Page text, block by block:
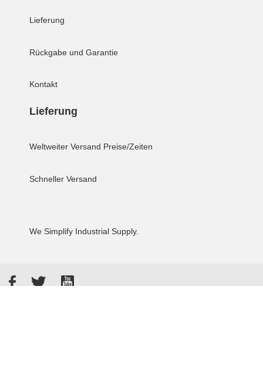
Lieferung
Rückgabe und Garantie
Kontakt
Lieferung
Weltweiter Versand Preise/Zeiten
Schneller Versand
We Simplify Industrial Supply.
FacebookTwitterYouTube